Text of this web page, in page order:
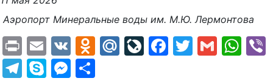
Аэропорт Минеральные воды им. М.Ю. Лермонтова
PrintEmail
VK Odnoklassniki
Mail.Ru
LiveJournal
Facebook
Twitter
Gmail
Telegram
SkypeMessenger